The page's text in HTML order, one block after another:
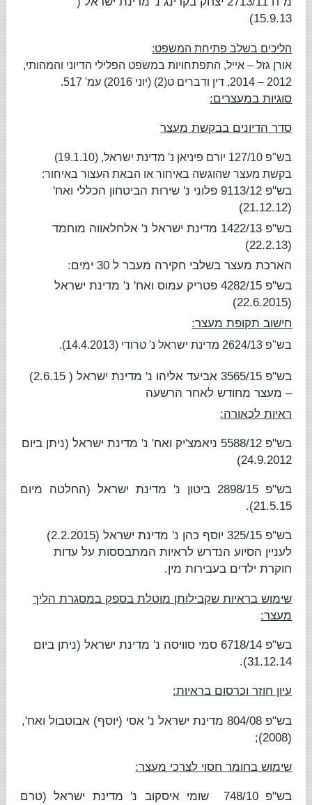
15.9.13)
הליכים בשלב פתיחת המשפט:
אורן גזל – אייל, התפתחויות במשפט הפלילי הדיוני והמהותי,
2012 – 2014
, דין ודברים ט(2) (יוני 2016) עמ' 517.
סוגיות במעצרים:
סדר הדיונים בבקשת מעצר
בש"פ 127/10 יורם פיניאן נ' מדינת ישראל, (19.1.10)
בקשת מעצר שהוגשה באיחור או הבאת העצור באיחור:
בש"פ 9113/12
פלוני נ' שירות הביטחון הכללי ואח'
(21.12.12)
בש"פ 1422/13
מדינת ישראל נ' אלחלאווה מוחמד
(22.2.13)
הארכת מעצר בשלבי חקירה מעבר ל 30 ימים:
בש"פ 4282/15
פטריק עמוס ואח' נ' מדינת ישראל
(22.6.2015)
חישוב תקופת מעצר:
בש"פ 2624/13 מדינת ישראל נ' טרודי (14.4.2013).
בש"פ 3565/15 אביעד אליהו נ' מדינת ישראל
( 2.6.15)
– מעצר מחודש לאחר הרשעה
ראיות לכאורה:
בש"פ 5588/12 ניאמצ'יק ואח' נ' מדינת ישראל(ניתן ביום
24.9.2012)
בש"פ 2898/15 ביטון נ' מדינת ישראל (החלטה מיום
21.5.15).
בש"פ 325/15 יוסף כהן נ' מדינת ישראל
(2.2.2015)
לעניין הסיוע הנדרש לראיות המתבססות על עדות
חוקרת ילדים בעבירות מין.
שימוש בראיות שקבילותן מוטלת בספק במסגרת הליך
מעצר:
בש"פ 6718/14 סמי סוויסה נ' מדינת ישראל (ניתן ביום
31.12.14).
עיון חוזר וכרסום בראיות:
בש"פ 804/08 מדינת ישראל נ' אסי (יוסף) אבוטבול ואח',
(2008);
שימוש בחומר חסוי לצרכי מעצר:
בש"פ 748/10 שומי איסקוב נ' מדינת ישראל(טרם